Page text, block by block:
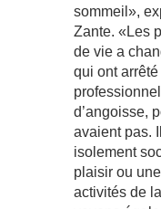
sommeil»,
Zante. «Les
de vie a
qui ont
d’angoisse,
avaient pas.
isolement
plaisir ou
activités de